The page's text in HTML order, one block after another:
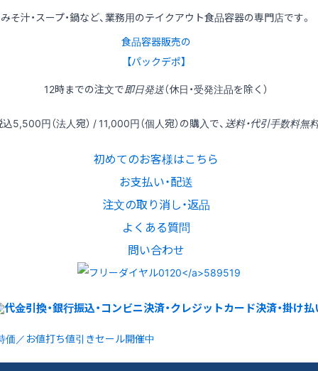
みそ汁・スープ・鍋など、業務用のテイクアウト食品容器の専門店です。
食品容器販売の
【パックデポ】
12時までの注文で即日発送（休日・受発注品を除く）
込5,500円（法人宛） / 11,000円（個人宛）の購入で、 送料・代引手数料無
初めてのお客様はこちら
お支払い・配送
注文の取り消し・返品
よくある質問
問い合わせ
価／お値打ち値引きセール開催中